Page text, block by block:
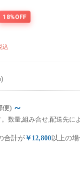
18%OFF
込
便) ～
数量,組み合せ,配送先に
合計が ￥12,800以上の